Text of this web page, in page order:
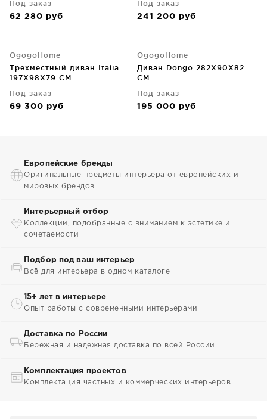
Под заказ
62 280 руб
Под заказ
241 200 руб
OgogoHome
Трехместный диван Italia
197X98X79 CM
Под заказ
69 300 руб
OgogoHome
Диван Dongo 282X90X82
CM
Под заказ
195 000 руб
Европейские бренды
Оригинальные предметы интерьера от европейских и
мировых брендов
Интерьерный отбор
Коллекции, подобранные с вниманием к эстетике и
сочетаемости
Подбор под ваш интерьер
Всё для интерьера в одном каталоге
15+ лет в интерьере
Опыт работы с современными интерьерами
Доставка по России
Бережная и надежная доставка по всей России
Комплектация проектов
Комплектация частных и коммерческих интерьеров